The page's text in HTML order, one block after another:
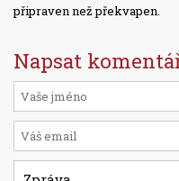
připraven než překvapen.
Napsat